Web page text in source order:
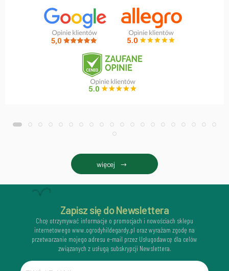
więcej
Zapisz się do Newslettera
Chcę otrzymywać informacje o promocjach i nowościach sklepu
internetowego www.ogrodyhildegardy.pl oraz wyrażam zgodę na
przetwarzanie mojego adresu e-mail przez Usługodawcę dla celów
związanych z usługą subskrypcji Newslettera.